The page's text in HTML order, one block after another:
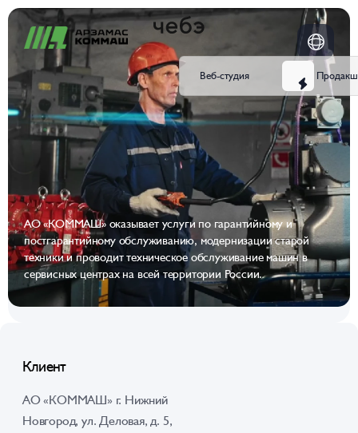
Веб-студия
АО «КОММАШ» оказывает услуги по гарантийному и
постгарантийному обслуживанию, модернизации старой
техники и проводит техническое обслуживание машин в
сервисных центрах на всей территории России.
Клиент
АО «КОММАШ» г. Нижний
Новгород, ул. Деловая, д. 5,